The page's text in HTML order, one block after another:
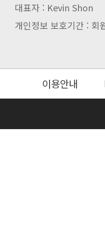
대표자 : Kevin Shon
개인정보 보호기간 : 회
이용안내